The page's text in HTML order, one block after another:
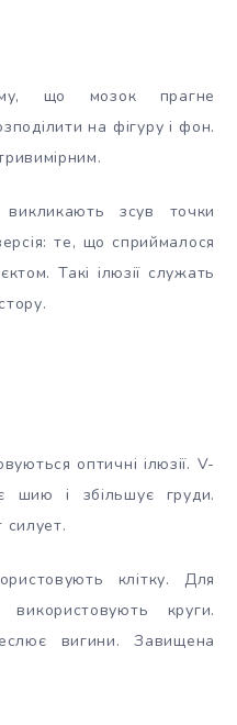
що мозок прагне
на фігуру і фон.
зсув точки
те, що сприймалося
Такі ілюзії служать
оптичні ілюзії. V-
шию і збільшує груди.
силует.
клітку. Для
круги.
вигини. Завищена